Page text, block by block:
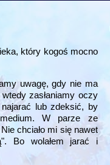
który kogoś mocno
uwagę, gdy nie ma
zasłaniamy oczy
lub zdeksić, by
W parze ze
chciało mi się nawet
Bo wolałem jarać i